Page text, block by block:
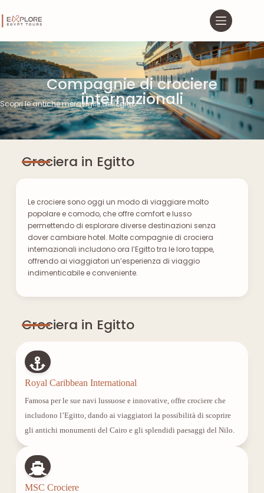
Compagnie di crociere
internazionali
Scopri le antiche meraviglie dell'Egitto
Crociera in Egitto
Le crociere sono oggi un modo di viaggiare molto
popolare e comodo, che offre comfort e lusso
permettendo di esplorare diverse destinazioni senza
dover cambiare hotel. Molte compagnie di crociera
internazionali includono ora l’Egitto tra le loro tappe,
offrendo ai viaggiatori un’esperienza di viaggio
indimenticabile e conveniente.
Crociera in Egitto
Royal Caribbean International
Famosa per le sue navi lussuose e innovative, offre crociere che
includono l’Egitto, dando ai viaggiatori la possibilità di scoprire
gli antichi monumenti del Cairo e gli splendidi paesaggi del Nilo.
MSC Crociere